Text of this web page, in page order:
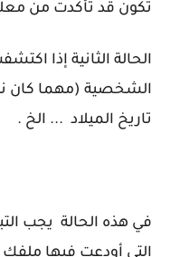
تكون قد تأكدت من
الحالة الثانية إذا
الشخصية (مهما كان
تاريخ الميلاد ... الخ .
في هذه الحالة يجب